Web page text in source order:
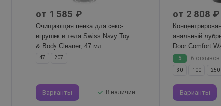
от 1 585 ₽
Очищающая пенка для секс-
игрушек и тела Swiss Navy Toy
& Body Cleaner, 47 мл
47 207
Варианты В наличии
от 2 808 ₽
анальный
Door Comfort
5 6 отзывов
30 100 250
Варианты